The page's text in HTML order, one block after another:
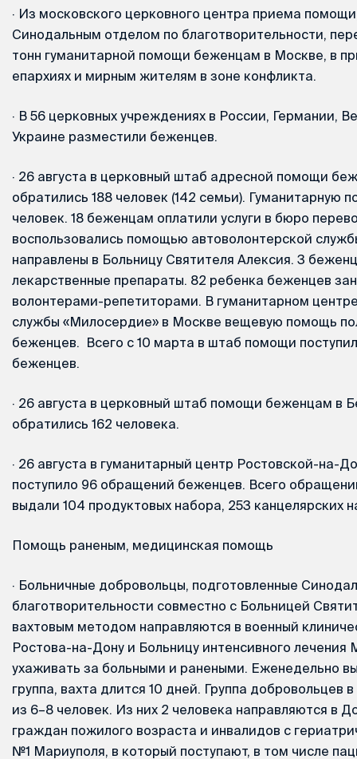
· Из московского церковного центра приема
Синодальным отделом по благотворительности,
тонн гуманитарной помощи беженцам в Москве, в
епархиях и мирным жителям в зоне конфликта.
· В 56 церковных учреждениях в России, Германии,
Украине разместили беженцев.
· 26 августа в церковный штаб адресной помощи
обратились 188 человек (142 семьи). Гуманитарную
человек. 18 беженцам оплатили услуги в бюро
воспользовались помощью автоволонтерской
направлены в Больницу Святителя Алексия. 3
лекарственные препараты. 82 ребенка беженцев
волонтерами-репетиторами. В гуманитарном
службы «Милосердие» в Москве вещевую помощь
беженцев. Всего с 10 марта в штаб помощи
беженцев.
· 26 августа в церковный штаб помощи беженцам в
обратились 162 человека.
· 26 августа в гуманитарный центр Ростовской-на-
поступило 96 обращений беженцев. Всего
выдали 104 продуктовых набора, 253 канцелярских
Помощь раненым, медицинская помощь
· Больничные добровольцы, подготовленные
благотворительности совместно с Больницей
вахтовым методом направляются в военный
Ростова-на-Дону и Больницу интенсивного лечения
ухаживать за больными и ранеными. Еженедельно
группа, вахта длится 10 дней. Группа добровольцев
из 6–8 человек. Из них 2 человека направляются в
граждан пожилого возраста и инвалидов с
№1 Мариуполя, в который поступают, в том числе